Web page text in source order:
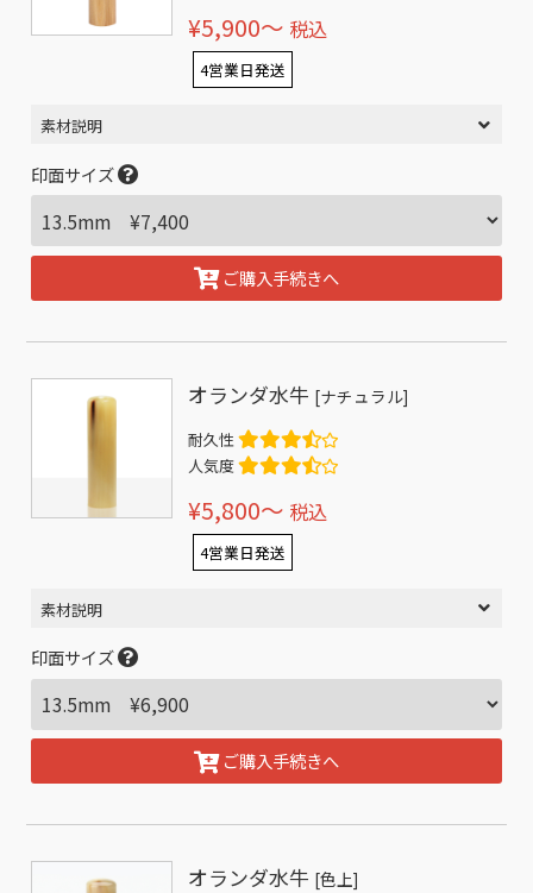
¥5,900〜 税込
4営業日発送
素材説明
印面サイズ
ご購入手続きへ
オランダ水牛 [ナチュラル]
耐久性
人気度
¥5,800〜 税込
4営業日発送
素材説明
印面サイズ
ご購入手続きへ
オランダ水牛 [色上]